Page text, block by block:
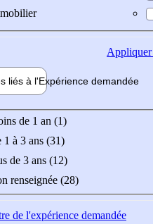
Appliquer
liés à l'Expérience demandée
de 1 an (1)
1 à 3 ans (31)
de 3 ans (12)
renseignée (28)
de l'expérience demandée